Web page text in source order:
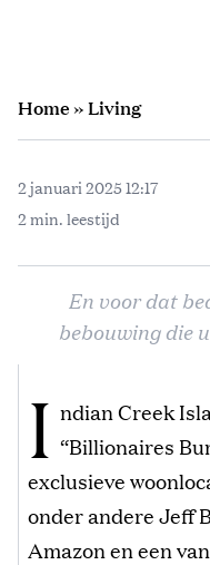
Home»Living
2 januari 2025 12:17
2 min. leestijd
En voor dat
bebouwing die
I ndian Creek
“Billionaires
exclusieve
onder andere Jeff
Amazon en een